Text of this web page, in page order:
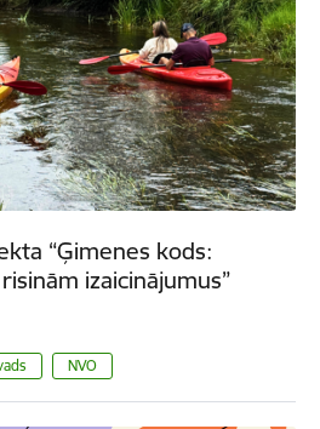
“Ģimenes kods:
izaicinājumus”
NVO